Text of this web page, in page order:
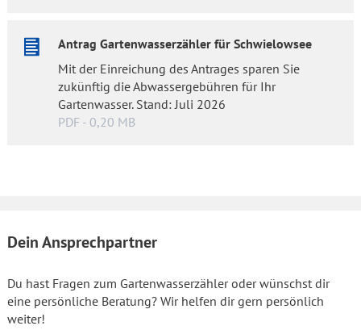
Antrag Gartenwasserzähler für Schwielowsee
Mit der Einreichung des Antrages sparen Sie
zukünftig die Abwassergebühren für Ihr
Gartenwasser. Stand: Juli 2026
PDF - 0,20 MB
Dein Ansprechpartner
Du hast Fragen zum Gartenwasserzähler oder wünschst dir
eine persönliche Beratung? Wir helfen dir gern persönlich
weiter!